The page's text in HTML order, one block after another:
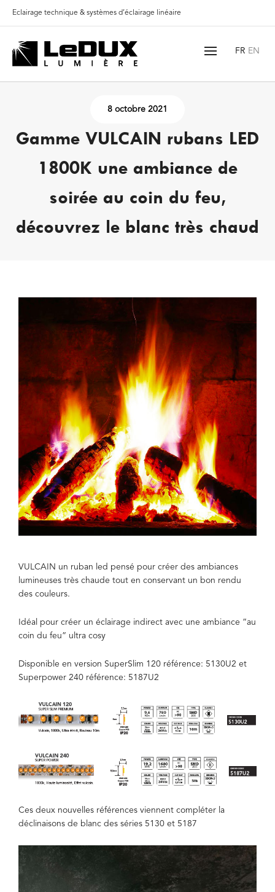
Eclairage technique & systèmes d’éclairage linéaire
8 octobre 2021
Gamme VULCAIN rubans LED
1800K une ambiance de
soirée au coin du feu,
découvrez le blanc très chaud
VULCAIN un ruban led pensé pour créer des ambiances
lumineuses très chaude tout en conservant un bon rendu
des couleurs.
Idéal pour créer un éclairage indirect avec une ambiance ”au
coin du feu” ultra cosy
Disponible en version SuperSlim 120 référence: 5130U2 et
Superpower 240 référence: 5187U2
Ces deux nouvelles références viennent compléter la
déclinaisons de blanc des séries 5130 et 5187